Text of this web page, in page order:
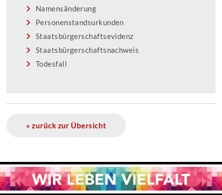
Namensänderung
Personenstandsurkunden
Staatsbürgerschaftsevidenz
Staatsbürgerschaftsnachweis
Todesfall
« zurück zur Übersicht